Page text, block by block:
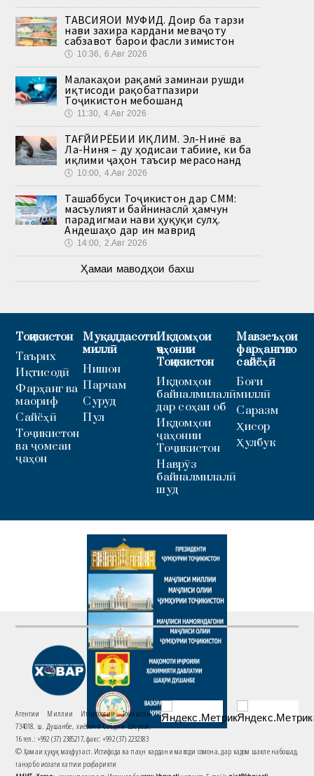
ТАВСИЯҲОИ МУФИД. Доир ба тарзи
нави захира кардани меваҷоту
сабзавот барои фасли зимистон
🕔 10:36, 6.Авг 2026
Малакаҳои рақамӣ заминаи рушди
иқтисоди рақобатпазири
Тоҷикистон мебошанд
🕔 11:30, 4.Авг 2026
ТАҒЙИРЁБИИ ИҚЛИМ. Эл-Нинё ва
Ла-Ниня – ду ҳодисаи табиие, ки ба
иқлими ҷаҳон таъсир мерасонанд
🕔 10:00, 4.Авг 2026
Ташаббуси Тоҷикистон дар СММ:
масъулияти байнинаслӣ ҳамчун
парадигмаи нави ҳуқуқи сулҳ.
Андешаҳо дар ин маврид
🕔 14:00, 2.Авг 2026
Ҳамаи маводҳои бахш
Тоҷикистон
Таърих
Иқтисодӣ
Фарҳанг ва
маориф
Сайёҳӣ
Тоҷикистон
ва ҷомеаи
ҷаҳон
Муқаддасоти
миллӣ
Нишон
Парчам
Суруд
Пул
Иқдомҳои
ҷаҳонии
Тоҷикистон
Иқдомҳои
байналмилалӣ
дар соҳаи об
Иқдомҳои
ҷаҳонии
Тоҷикистон
Наврӯз
байналмилалӣ
шуд
Мавзеъҳои
фарҳангию
сайёҳӣ
Боғи
миллӣ
Саразм
Ҳисор
Ҳулбук
Агентии Миллии Иттилоотии Тоҷикистон
734018. ш. Душанбе, хиёбони Саъдии Шерозӣ,
16 тел.: +992 (37) 2385217, факс: +992 (37) 2232383
© Ҳамаи ҳуқуқ маҳфуз аст. Истифода ва паҳн кардани маводи сомона, дар кадом шакле набошад,
танҳо бо иҷозати хаттии роҳбарияти